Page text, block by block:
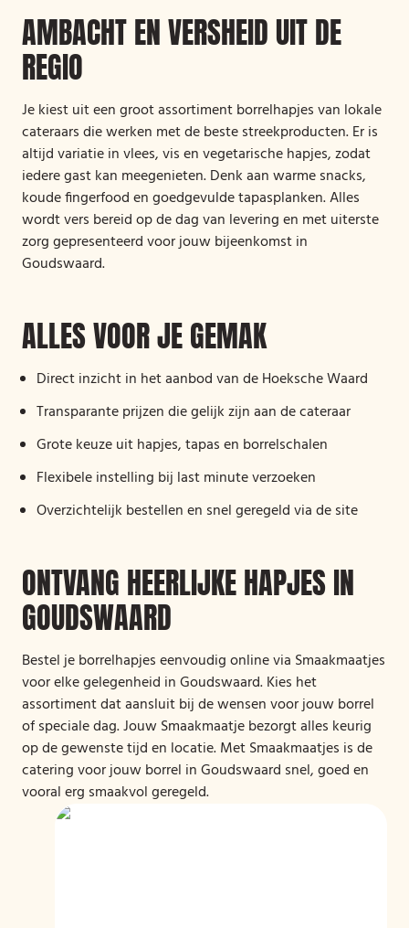
AMBACHT EN VERSHEID UIT DE
REGIO
Je kiest uit een groot assortiment borrelhapjes van lokale
cateraars die werken met de beste streekproducten. Er is
altijd variatie in vlees, vis en vegetarische hapjes, zodat
iedere gast kan meegenieten. Denk aan warme snacks,
koude fingerfood en goedgevulde tapasplanken. Alles
wordt vers bereid op de dag van levering en met uiterste
zorg gepresenteerd voor jouw bijeenkomst in
Goudswaard.
ALLES VOOR JE GEMAK
Direct inzicht in het aanbod van de Hoeksche Waard
Transparante prijzen die gelijk zijn aan de cateraar
Grote keuze uit hapjes, tapas en borrelschalen
Flexibele instelling bij last minute verzoeken
Overzichtelijk bestellen en snel geregeld via de site
ONTVANG HEERLIJKE HAPJES IN
GOUDSWAARD
Bestel je borrelhapjes eenvoudig online via Smaakmaatjes
voor elke gelegenheid in Goudswaard. Kies het
assortiment dat aansluit bij de wensen voor jouw borrel
of speciale dag. Jouw Smaakmaatje bezorgt alles keurig
op de gewenste tijd en locatie. Met Smaakmaatjes is de
catering voor jouw borrel in Goudswaard snel, goed en
vooral erg smaakvol geregeld.